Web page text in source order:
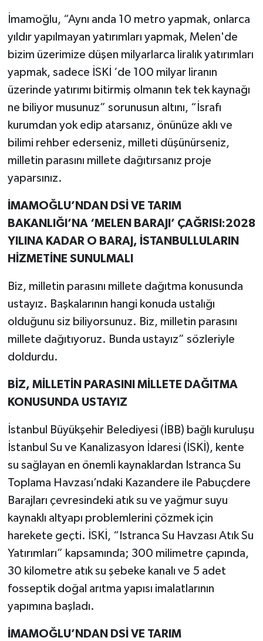
İmamoğlu, “Aynı anda 10 metro yapmak, onlarca
yıldır yapılmayan yatırımları yapmak, Melen'de
bizim üzerimize düşen milyarlarca liralık yatırımları
yapmak, sadece İSKİ ‘de 100 milyar liranın
üzerinde yatırımı bitirmiş olmanın tek tek kaynağı
ne biliyor musunuz” sorunusun altını, “İsrafı
kurumdan yok edip atarsanız, önünüze aklı ve
bilimi rehber ederseniz, milleti düşünürseniz,
milletin parasını millete dağıtırsanız proje
yaparsınız.
İMAMOĞLU’NDAN DSİ VE TARIM
BAKANLIĞI’NA ‘MELEN BARAJI’ ÇAĞRISI:2028
YILINA KADAR O BARAJ, İSTANBULLULARIN
HİZMETİNE SUNULMALI
Biz, milletin parasını millete dağıtma konusunda
ustayız. Başkalarının hangi konuda ustalığı
olduğunu siz biliyorsunuz. Biz, milletin parasını
millete dağıtıyoruz. Bunda ustayız” sözleriyle
doldurdu.
BİZ, MİLLETİN PARASINI MİLLETE DAĞITMA
KONUSUNDA USTAYIZ
İstanbul Büyükşehir Belediyesi (İBB) bağlı kuruluşu
İstanbul Su ve Kanalizasyon İdaresi (İSKİ), kente
su sağlayan en önemli kaynaklardan Istranca Su
Toplama Havzası’ndaki Kazandere ile Pabuçdere
Barajları çevresindeki atık su ve yağmur suyu
kaynaklı altyapı problemlerini çözmek için
harekete geçti. İSKİ, “Istranca Su Havzası Atık Su
Yatırımları” kapsamında; 300 milimetre çapında,
30 kilometre atık su şebeke kanalı ve 5 adet
fosseptik doğal arıtma yapısı imalatlarının
yapımına başladı.
İMAMOĞLU’NDAN DSİ VE TARIM